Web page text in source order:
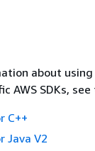
about
AWS SDKs,
C++
Java V2